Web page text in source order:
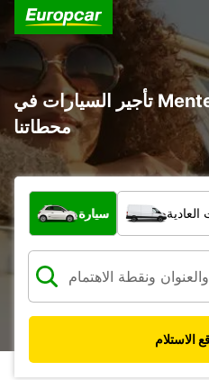
تأجير السيارات في Menteşe : اكتشف جميع
محطاتنا
ما نوع المركبة؟
سيارة
الاستلام